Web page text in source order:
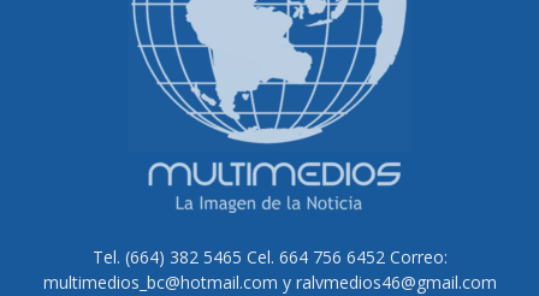
Tel. (664) 382 5465 Cel. 664 756 6452 Correo:
multimedios_bc@hotmail.com y ralvmedios46@gmail.com